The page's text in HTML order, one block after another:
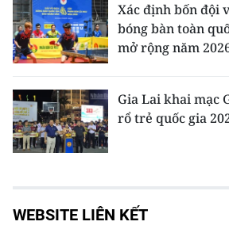
Xác định bốn đội
bóng bàn toàn
mở rộng năm
Gia Lai khai mạc
rổ trẻ quốc gia
WEBSITE LIÊN KẾT